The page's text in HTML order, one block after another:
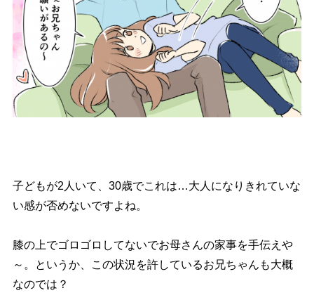
子どもが2人いて、30歳でこれは…大人になりきれていな
い感が否めないですよね。
膝の上でゴロゴロしてないでお母さんの家事を手伝え
～。というか、この状況を許しているお兄ちゃんも大概
なのでは？